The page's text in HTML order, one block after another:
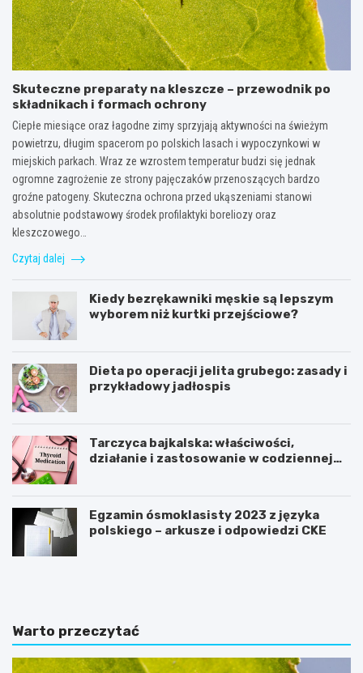
Skuteczne preparaty na kleszcze – przewodnik po
składnikach i formach ochrony
Ciepłe miesiące oraz łagodne zimy sprzyjają aktywności na świeżym
powietrzu, długim spacerom po polskich lasach i wypoczynkowi w
miejskich parkach. Wraz ze wzrostem temperatur budzi się jednak
ogromne zagrożenie ze strony pajęczaków przenoszących bardzo
groźne patogeny. Skuteczna ochrona przed ukąszeniami stanowi
absolutnie podstawowy środek profilaktyki boreliozy oraz
kleszczowego…
Czytaj dalej
Kiedy bezrękawniki męskie są lepszym
wyborem niż kurtki przejściowe?
Dieta po operacji jelita grubego: zasady i
przykładowy jadłospis
Tarczyca bajkalska: właściwości,
działanie i zastosowanie w codziennej
Egzamin ósmoklasisty 2023 z języka
polskiego – arkusze i odpowiedzi CKE
C
ć
ż
e
J
c
h
u
Warto przeczytać